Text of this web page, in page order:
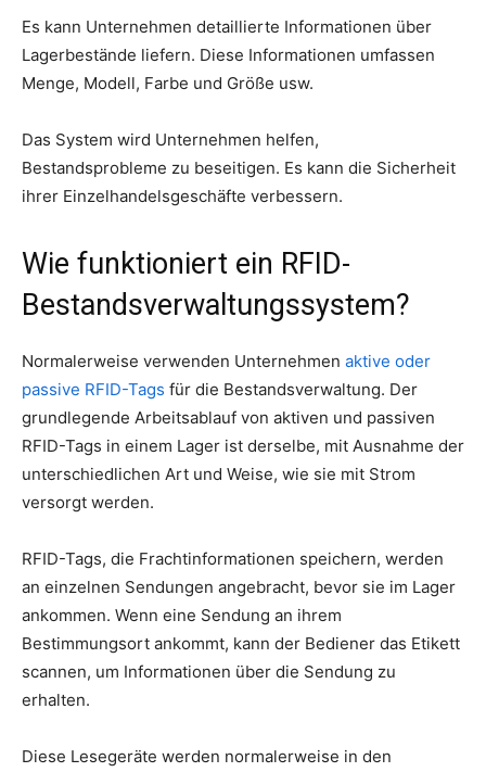
Es kann Unternehmen detaillierte Informationen über
Lagerbestände liefern. Diese Informationen umfassen
Menge, Modell, Farbe und Größe usw.
Das System wird Unternehmen helfen,
Bestandsprobleme zu beseitigen. Es kann die Sicherheit
ihrer Einzelhandelsgeschäfte verbessern.
Wie funktioniert ein RFID-
Bestandsverwaltungssystem?
Normalerweise verwenden Unternehmen aktive oder
passive RFID-Tags für die Bestandsverwaltung. Der
grundlegende Arbeitsablauf von aktiven und passiven
RFID-Tags in einem Lager ist derselbe, mit Ausnahme der
unterschiedlichen Art und Weise, wie sie mit Strom
versorgt werden.
RFID-Tags, die Frachtinformationen speichern, werden
an einzelnen Sendungen angebracht, bevor sie im Lager
ankommen. Wenn eine Sendung an ihrem
Bestimmungsort ankommt, kann der Bediener das Etikett
scannen, um Informationen über die Sendung zu
erhalten.
Diese Lesegeräte werden normalerweise in den